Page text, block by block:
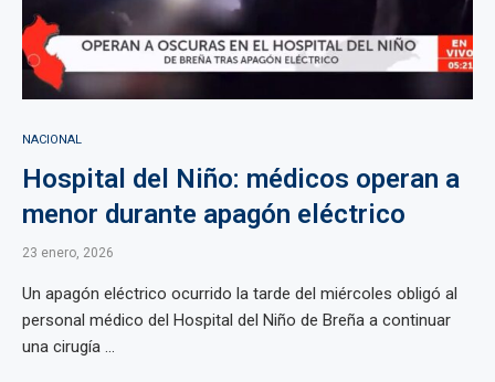
NACIONAL
Hospital del Niño: médicos operan a
menor durante apagón eléctrico
23 enero, 2026
Un apagón eléctrico ocurrido la tarde del miércoles obligó al
personal médico del Hospital del Niño de Breña a continuar
una cirugía ...